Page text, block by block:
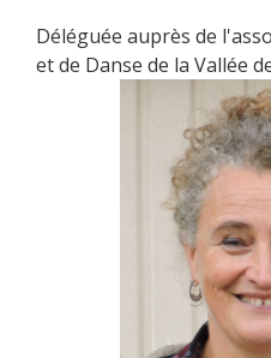
Déléguée auprès de
et de Danse de la Vallée